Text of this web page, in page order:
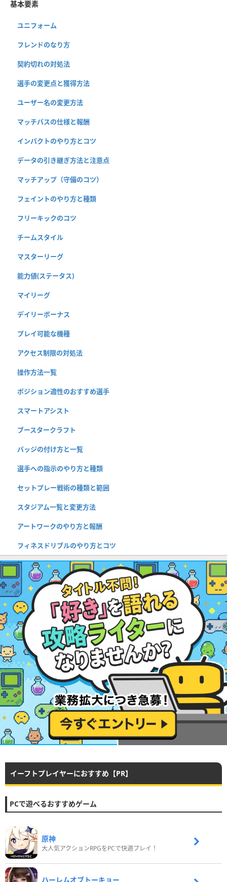
基本要素
ユニフォーム
フレンドのなり方
契約切れの対処法
選手の変更点と獲得方法
ユーザー名の変更方法
マッチパスの仕様と報酬
インパクトのやり方とコツ
データの引き継ぎ方法と注意点
マッチアップ（守備のコツ）
フェイントのやり方と種類
フリーキックのコツ
チームスタイル
マスターリーグ
能力値(ステータス)
マイリーグ
デイリーボーナス
プレイ可能な機種
アクセス制限の対処法
操作方法一覧
ポジション適性のおすすめ選手
スマートアシスト
ブースタークラフト
バッジの付け方と一覧
選手への指示のやり方と種類
セットプレー戦術の種類と範囲
スタジアム一覧と変更方法
アートワークのやり方と報酬
フィネスドリブルのやり方とコツ
イーフトプレイヤーにおすすめ【PR】
PCで遊べるおすすめゲーム
原神
大人気アクションRPGをPCで快適プレイ！
ハーレムオブトーキョー